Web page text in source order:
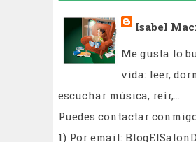
Isabel
Me gusta lo
vida: leer,
escuchar música, reír,...
Puedes contactar
1) Por email: